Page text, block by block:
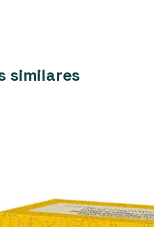
similares